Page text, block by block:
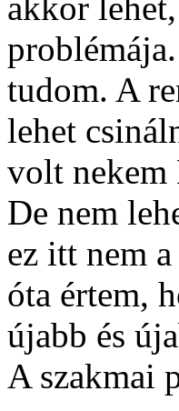
akkor
tudom. A
lehet
volt nekem
De nem
ez itt nem
óta értem,
újabb és
A szakmai